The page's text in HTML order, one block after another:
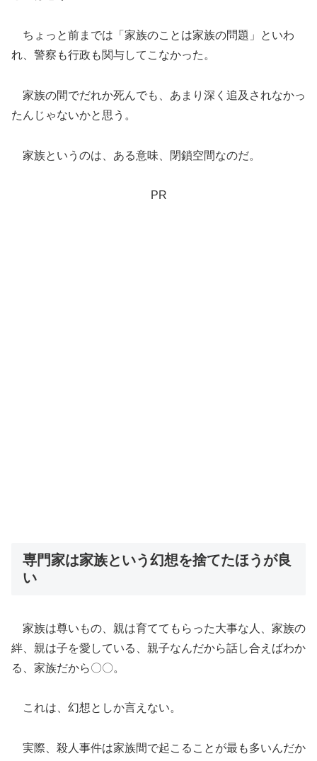
ちょっと前までは「家族のことは家族の問題」といわ
れ、警察も行政も関与してこなかった。
家族の間でだれか死んでも、あまり深く追及されなかっ
たんじゃないかと思う。
家族というのは、ある意味、閉鎖空間なのだ。
PR
専門家は家族という幻想を捨てたほうが良
い
家族は尊いもの、親は育ててもらった大事な人、家族の
絆、親は子を愛している、親子なんだから話し合えばわか
る、家族だから〇〇。
これは、幻想としか言えない。
実際、殺人事件は家族間で起こることが最も多いんだか